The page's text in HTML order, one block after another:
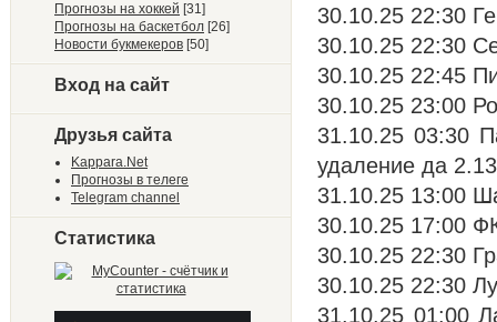
Прогнозы на хоккей [31]
Прогнозы на баскетбол [26]
Новости букмекеров [50]
Вход на сайт
Друзья сайта
Kappara.Net
Прогнозы в телеге
Telegram channel
Статистика
30.10.25 22:30
30.10.25 22:30
30.10.25 22:45
30.10.25 23:00
31.10.25 03:30
удаление да 2.13
31.10.25 13:00
30.10.25 17:00
30.10.25 22:30
30.10.25 22:30
31.10.25 01:00